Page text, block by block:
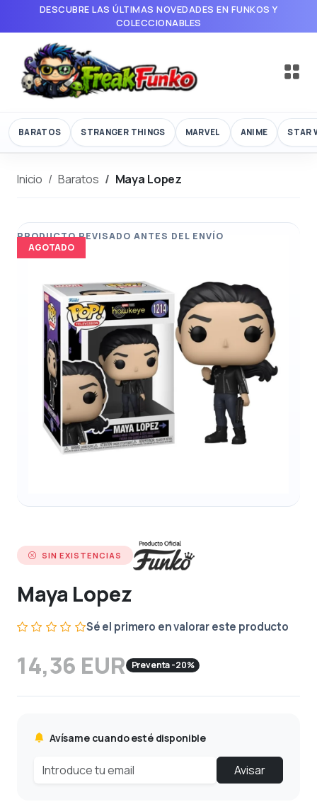
DESCUBRE LAS ÚLTIMAS NOVEDADES EN FUNKOS Y
COLECCIONABLES
BARATOS STRANGER THINGS MARVEL ANIME STAR
Inicio Baratos Maya Lopez
AGOTADO
SIN EXISTENCIAS
Maya Lopez
Sé el primero en valorar este producto
14,36 EUR Preventa -20%
Avísame cuando esté disponible
Avisar